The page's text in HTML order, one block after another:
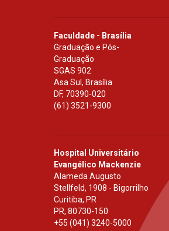
Faculdade - Brasília
Graduação e Pós-
Graduação
SGAS 902
Asa Sul, Brasília
DF, 70390-020
(61) 3521-9300
Hospital Universitário
Evangélico Mackenzie
Alameda Augusto
Stellfeld, 1908 - Bigorrilho
Curitiba, PR
PR, 80730-150
+55 (041) 3240-5000